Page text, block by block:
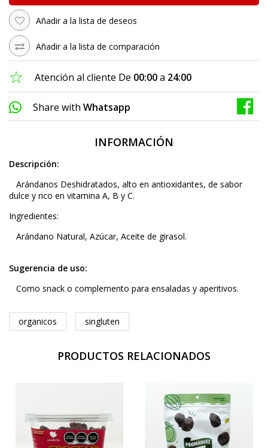
Añadir a la lista de deseos
Añadir a la lista de comparación
Atención al cliente De 00:00a 24:00
Share with Whatsapp
INFORMACIÓN
Descripción:
Arándanos Deshidratados, alto en antioxidantes, de sabor
dulce y rico en vitamina A, B y C.
Ingredientes:
Arándano Natural, Azúcar, Aceite de girasol.
Sugerencia de uso:
Como snack o complemento para ensaladas y aperitivos.
organicos singluten
PRODUCTOS RELACIONADOS